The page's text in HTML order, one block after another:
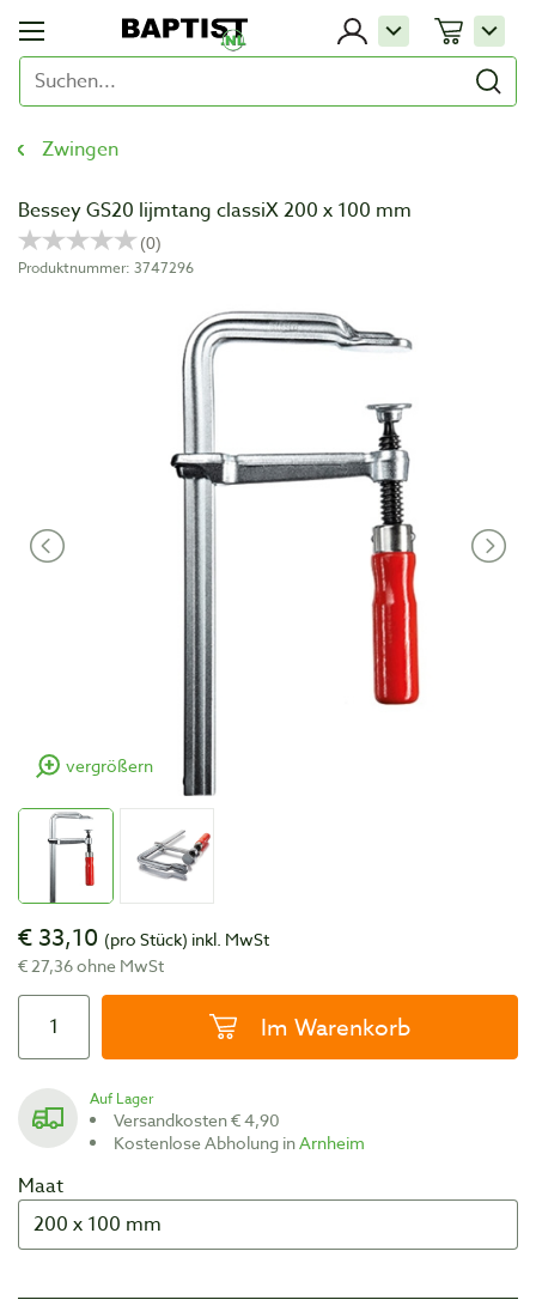
Zwingen
Bessey GS20 lijmtang classiX 200 x 100 mm
Produktnummer: 3747296
vergrößern
€ 33,10 (pro Stück) inkl. MwSt
€ 27,36 ohne MwSt
Im Warenkorb
Auf Lager
Versandkosten € 4,90
Kostenlose Abholung inArnheim
Maat